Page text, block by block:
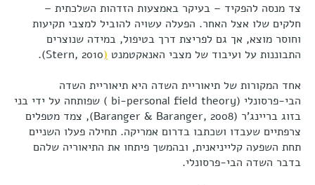
צד מנסה להפקיד – בעיקר באמצעות הזדהות השלכתית –
חלקים שלו אצל האחר. הפעלה עשויה להוביל למצבי תקיעות
וחוסר מוצא, אך גם לפריצת דרך בטיפול, במידה שנוצרים
התבוננות על ועיבוד של מצבי האנאקטמנט (
Stern, 2010).
אחד המקורות של תיאוריית השדה היא תיאוריית השדה
הבי-פרסונלי (bi-personal field theory ) שפותחה על ידי בני
בזוג בריינג'ר (Baranger & Baranger, 2008), צמד מטפלים
צרפתיים שעבדו ושכתבו בדרום אמריקה. תחילה פעלו השניים
תחת השפעה קלייניאנית, ובהמשך פיתחו את התיאוריה שלהם
בדבר השדה הבי-פרסונלי.